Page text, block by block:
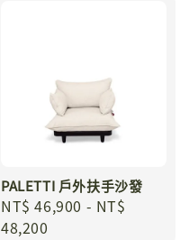
PALETTI 戶外扶手沙發
Regular
price
NT$ 46,900 - NT$
48,200